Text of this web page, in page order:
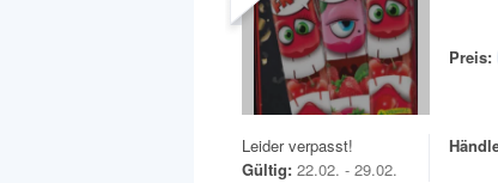
Preis:
Leider verpasst!
Gültig: 22.02. - 29.02.